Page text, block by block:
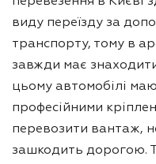
виду переїзду за
транспорту, тому в
завжди має
цьому автомобілі
професійними
перевозити вантаж,
зашкодить дорогою.